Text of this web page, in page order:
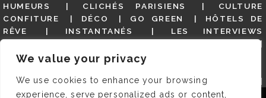
We value your privacy
We use cookies to enhance your browsing
experience, serve personalized ads or content,
HUMEURS
CLICHÉS PARISIENS
CULTURE
CONFITURE
DÉCO GO GREEN
HÔTELS DE
RÊVE
INSTANTANÉS
LES INTERVIEWS
MES ADRESSES
MODE NON CLASSÉ
GUIDE
PARIS EN PHOTOS
RESTAURANTS
REVUE DE PRESSE DÉTAILLÉE, SIOU PLAIT